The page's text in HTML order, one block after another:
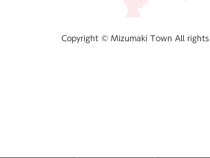
Copyright © Mizumaki Town All rights